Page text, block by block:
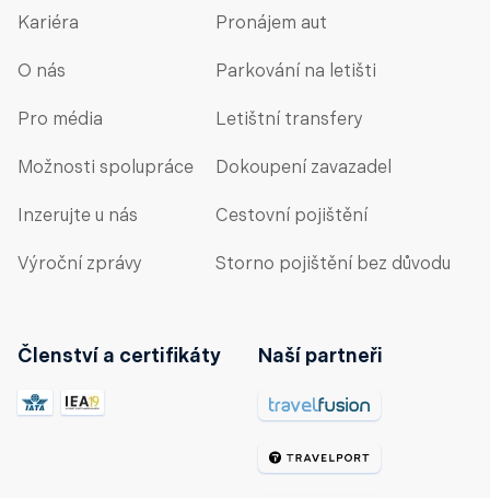
Kariéra
O nás
Pro média
Možnosti spolupráce
Inzerujte u nás
Výroční zprávy
Pronájem aut
Parkování na letišti
Letištní transfery
Dokoupení zavazadel
Cestovní pojištění
Storno pojištění bez důvodu
Členství a certifikáty Naší partneři